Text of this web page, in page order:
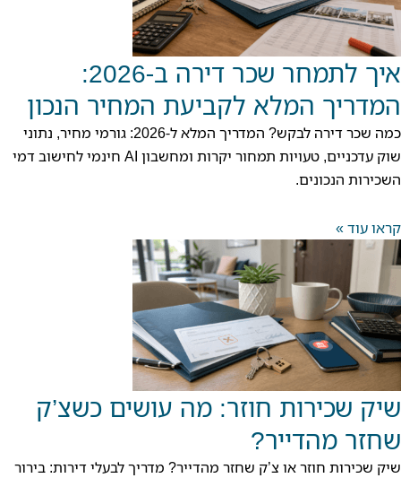
איך לתמחר שכר דירה ב-2026:
המדריך המלא לקביעת המחיר הנכון
כמה שכר דירה לבקש? המדריך המלא ל-2026: גורמי מחיר, נתוני
שוק עדכניים, טעויות תמחור יקרות ומחשבון AI חינמי לחישוב דמי
השכירות הנכונים.
קראו עוד »
שיק שכירות חוזר: מה עושים כשצ’ק
שחזר מהדייר?
שיק שכירות חוזר או צ’ק שחזר מהדייר? מדריך לבעלי דירות: בירור